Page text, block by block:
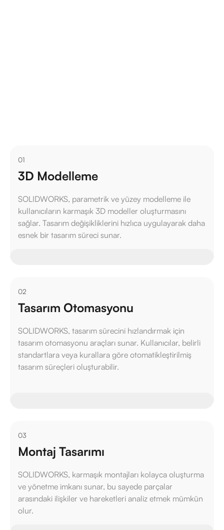
01
3D Modelleme
SOLIDWORKS, parametrik ve yüzey modelleme ile
kullanıcıların karmaşık 3D modeller oluşturmasını
sağlar. Tasarım değişikliklerini hızlıca uygulayarak daha
esnek bir tasarım süreci sunar.
02
Tasarım Otomasyonu
SOLIDWORKS, tasarım sürecini hızlandırmak için
tasarım otomasyonu araçları sunar. Kullanıcılar, belirli
standartlara veya kurallara göre otomatikleştirilmiş
tasarım süreçleri oluşturabilir.
03
Montaj Tasarımı
SOLIDWORKS, karmaşık montajları kolayca oluşturma
ve yönetme imkanı sunar, bu sayede parçalar
arasındaki ilişkiler ve hareketleri analiz etmek mümkün
olur.